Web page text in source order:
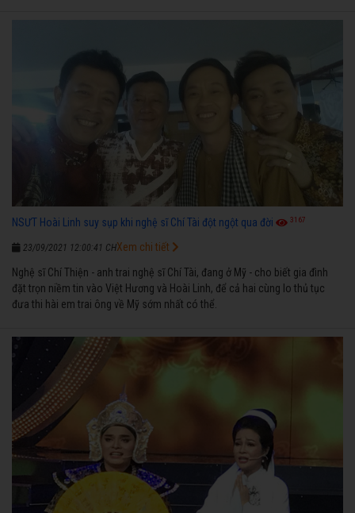
NSƯT Hoài Linh suy sụp khi nghệ sĩ Chí Tài đột ngột qua đời 3167
23/09/2021 12:00:41 CH
Nghệ sĩ Chí Thiện - anh trai nghệ sĩ Chí Tài, đang ở Mỹ - cho biết gia đình
đặt trọn niềm tin vào Việt Hương và Hoài Linh, để cả hai cùng lo thủ tục
đưa thi hài em trai ông về Mỹ sớm nhất có thể.
Xem chi tiết